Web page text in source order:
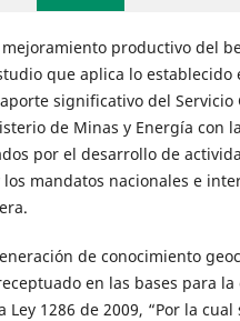
productivo del
que aplica lo
significativo del
de Minas y Energía con
por el desarrollo de
mandatos nacionales e
de conocimiento
en las bases para
1286 de 2009, “Por la